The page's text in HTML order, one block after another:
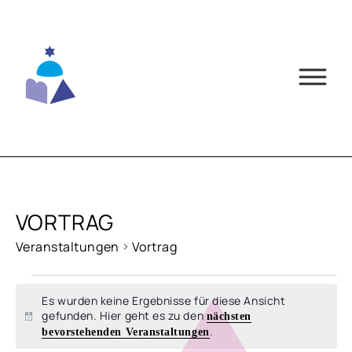
content
VORTRAG
Veranstaltungen Vortrag
VERANSTALTUNGEN
Hinweis
Es wurden keine Ergebnisse für diese Ansicht
gefunden. Hier geht es zu dennächsten
bevorstehenden Veranstaltungen.